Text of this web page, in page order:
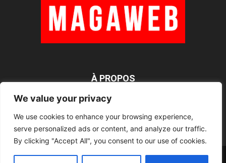
We value your privacy
We use cookies to enhance your browsing experience,
serve personalized ads or content, and analyze our traffic.
By clicking "Accept All", you consent to our use of cookies.
À PROPOS
SUIVEZ NOUS
Rédaction Contact RSS Mentions légales